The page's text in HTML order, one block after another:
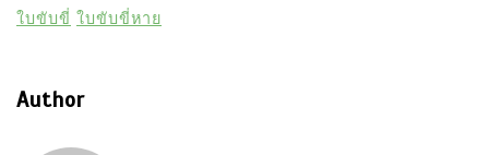
ใบขับขี่ ใบขับขี่หาย
Author